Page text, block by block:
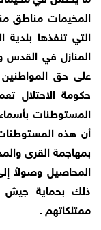
المخيمات مناطق
التي تنفذها
المنازل في القدس
على حق
حكومة الاحتلال
المستوطنات
أن هذه
بمهاجمة القرى
المحاصيل وصولاً
ذلك بحماية جيش
ممتلكاتهم .